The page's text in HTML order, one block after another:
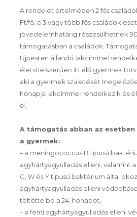
A rendelet értelmében 2 fős
Ft/fő, a 3 vagy több fős családok
jövedelemhatárig részesülhetnek
támogatásban a családok.
Újpesten állandó lakcímmel
életvitelszerűen itt élő gyermek
aki a gyermek születését
hónapja lakcímmel rendelkezik és
él.
A támogatás abban az esetben
a gyermek:
– a meningococcus B típusú
agyhártyagyulladás elleni, valamint
C, W és Y típusú baktérium által
agyhártyagyulladás elleni
töltötte be a 24. hónapot,
– a fenti agyhártyagyulladás elleni